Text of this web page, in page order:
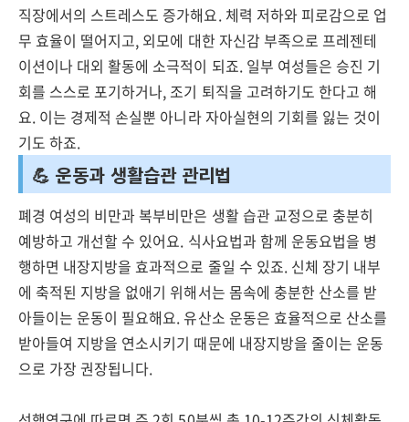
직장에서의 스트레스도 증가해요. 체력 저하와 피로감으로 업
무 효율이 떨어지고, 외모에 대한 자신감 부족으로 프레젠테
이션이나 대외 활동에 소극적이 되죠. 일부 여성들은 승진 기
회를 스스로 포기하거나, 조기 퇴직을 고려하기도 한다고 해
요. 이는 경제적 손실뿐 아니라 자아실현의 기회를 잃는 것이
기도 하죠.
💪 운동과 생활습관 관리법
폐경 여성의 비만과 복부비만은 생활 습관 교정으로 충분히
예방하고 개선할 수 있어요. 식사요법과 함께 운동요법을 병
행하면 내장지방을 효과적으로 줄일 수 있죠. 신체 장기 내부
에 축적된 지방을 없애기 위해서는 몸속에 충분한 산소를 받
아들이는 운동이 필요해요. 유산소 운동은 효율적으로 산소를
받아들여 지방을 연소시키기 때문에 내장지방을 줄이는 운동
으로 가장 권장됩니다.